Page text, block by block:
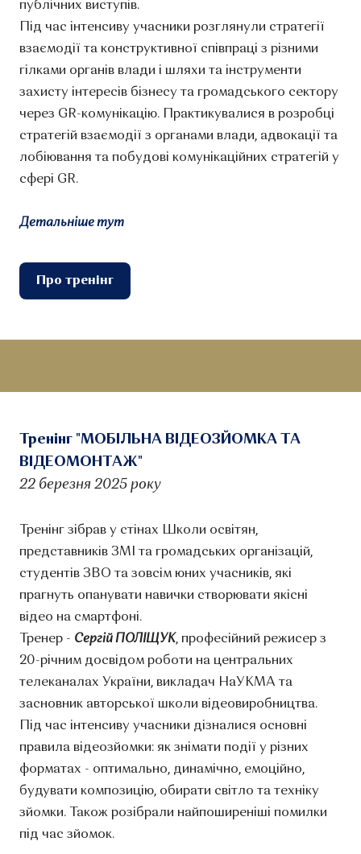
публічних виступів.
Під час інтенсиву учасники розглянули стратегії
взаємодії та конструктивної співпраці з різними
гілками органів влади і шляхи та інструменти
захисту інтересів бізнесу та громадського сектору
через GR-комунікацію. Практикувалися в розробці
стратегій взаємодії з органами влади, адвокації та
лобіювання та побудові комунікаційних стратегій у
сфері GR.
Детальніше тут
Про тренінг
Тренінг "МОБІЛЬНА ВІДЕОЗЙОМКА ТА
ВІДЕОМОНТАЖ"
22 березня 2025 року
Тренінг зібрав у стінах Школи освітян,
представників ЗМІ та громадських організацій,
студентів ЗВО та зовсім юних учасників, які
прагнуть опанувати навички створювати якісні
відео на смартфоні.
Тренер - Сергій ПОЛІЩУК, професійний режисер з
20-річним досвідом роботи на центральних
телеканалах України, викладач НаУКМА та
засновник авторської школи відеовиробництва.
Під час інтенсиву учасники дізналися основні
правила відеозйомки: як знімати події у різних
форматах - оптимально, динамічно, емоційно,
будувати композицію, обирати світло та техніку
зйомки. Також розібрали найпоширеніші помилки
під час зйомок.